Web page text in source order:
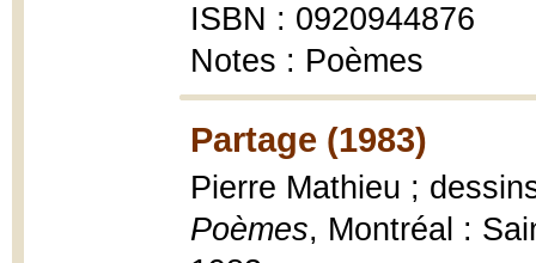
ISBN : 0920944876
Notes : Poèmes
Partage (1983)
Pierre Mathieu ;
Poèmes, Montréal :